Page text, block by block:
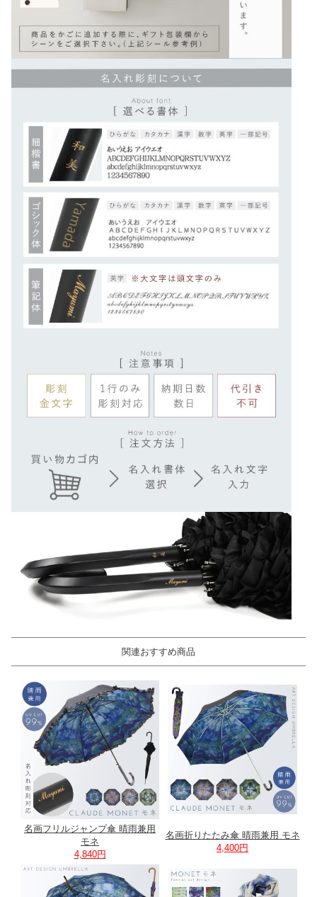
関連おすすめ商品
名画フリルジャンプ傘 晴雨兼用
モネ
4,840円
名画折りたたみ傘 晴雨兼用 モネ
4,400円